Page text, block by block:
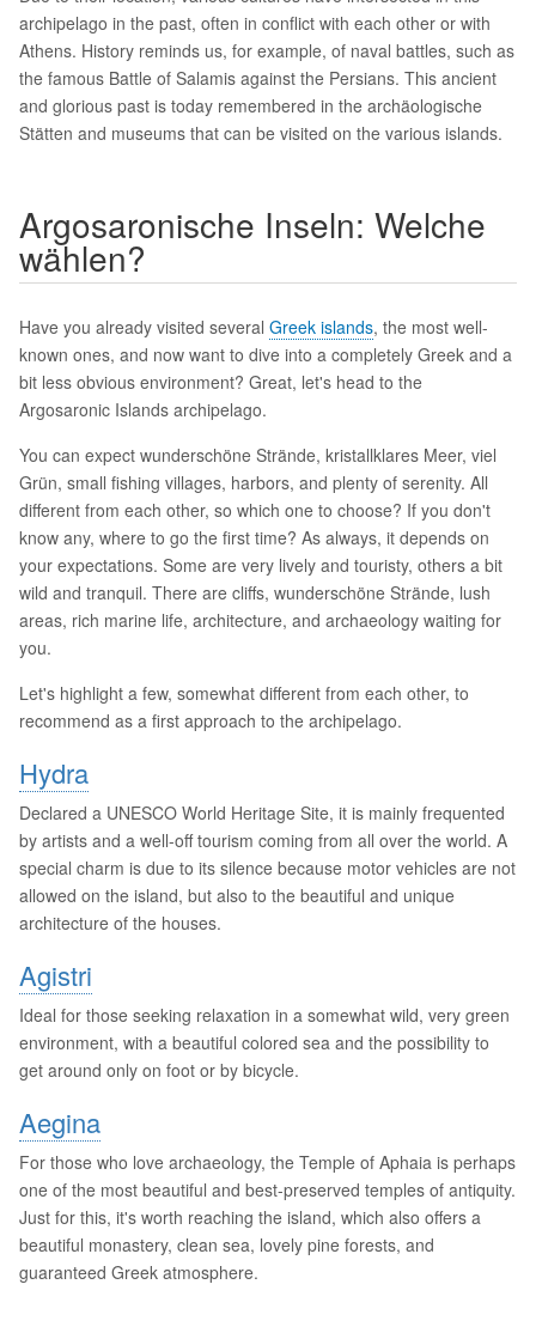
archipelago in the past, often in conflict with each other or with
Athens. History reminds us, for example, of naval battles, such as
the famous Battle of Salamis against the Persians. This ancient
and glorious past is today remembered in the archäologische
Stätten and museums that can be visited on the various islands.
Argosaronische Inseln: Welche
wählen?
Have you already visited several Greek islands, the most well-
known ones, and now want to dive into a completely Greek and a
bit less obvious environment? Great, let's head to the
Argosaronic Islands archipelago.
You can expect wunderschöne Strände, kristallklares Meer, viel
Grün, small fishing villages, harbors, and plenty of serenity. All
different from each other, so which one to choose? If you don't
know any, where to go the first time? As always, it depends on
your expectations. Some are very lively and touristy, others a bit
wild and tranquil. There are cliffs, wunderschöne Strände, lush
areas, rich marine life, architecture, and archaeology waiting for
you.
Let's highlight a few, somewhat different from each other, to
recommend as a first approach to the archipelago.
Hydra
Declared a UNESCO World Heritage Site, it is mainly frequented
by artists and a well-off tourism coming from all over the world. A
special charm is due to its silence because motor vehicles are not
allowed on the island, but also to the beautiful and unique
architecture of the houses.
Agistri
Ideal for those seeking relaxation in a somewhat wild, very green
environment, with a beautiful colored sea and the possibility to
get around only on foot or by bicycle.
Aegina
For those who love archaeology, the Temple of Aphaia is perhaps
one of the most beautiful and best-preserved temples of antiquity.
Just for this, it's worth reaching the island, which also offers a
beautiful monastery, clean sea, lovely pine forests, and
guaranteed Greek atmosphere.